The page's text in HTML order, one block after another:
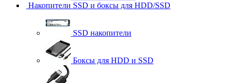
Накопители SSD и боксы для HDD/SSD
SSD накопители
Боксы для HDD и SSD